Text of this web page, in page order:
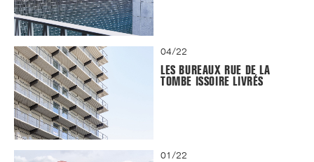
04/22
LES BUREAUX RUE DE LA
TOMBE ISSOIRE LIVRÉS
01/22